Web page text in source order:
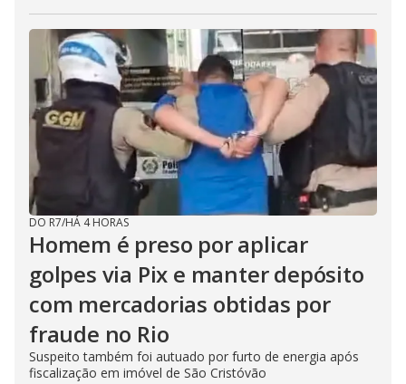
DO R7/HÁ 4 HORAS
Homem é preso por aplicar
golpes via Pix e manter depósito
com mercadorias obtidas por
fraude no Rio
Suspeito também foi autuado por furto de energia após
fiscalização em imóvel de São Cristóvão